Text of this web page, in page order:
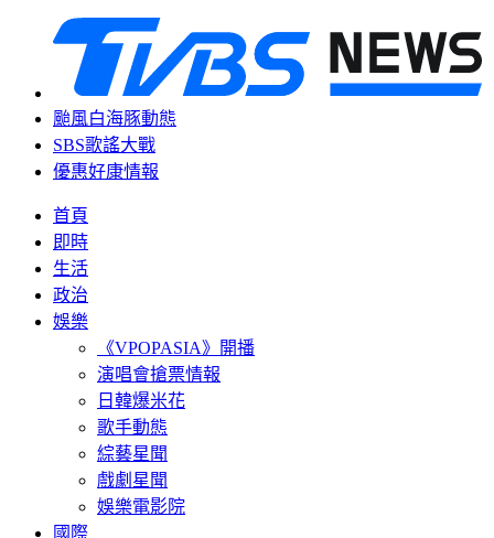
颱風白海豚動態
SBS歌謠大戰
優惠好康情報
首頁
即時
生活
政治
娛樂
《VPOPASIA》開播
演唱會搶票情報
日韓爆米花
歌手動態
綜藝星聞
戲劇星聞
娛樂電影院
國際